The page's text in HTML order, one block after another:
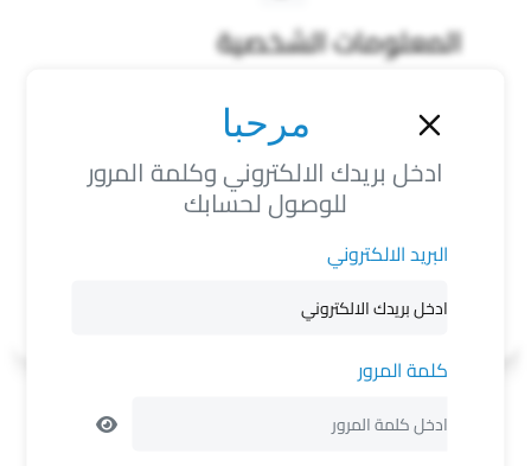
مرحبا
ادخل بريدك الالكتروني وكلمة المرور
للوصول لحسابك
البريد الالكتروني
كلمة المرور
المعلومات الشخصية
انتقل من الزاوية الى زوارة تواصل معنا مرة ثم اختفى
أسود بني
لون البشرة
متوسط
N/A